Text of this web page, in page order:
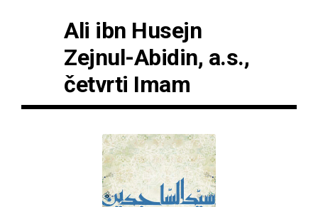
Ali ibn Husejn
Zejnul-Abidin, a.s.,
četvrti Imam